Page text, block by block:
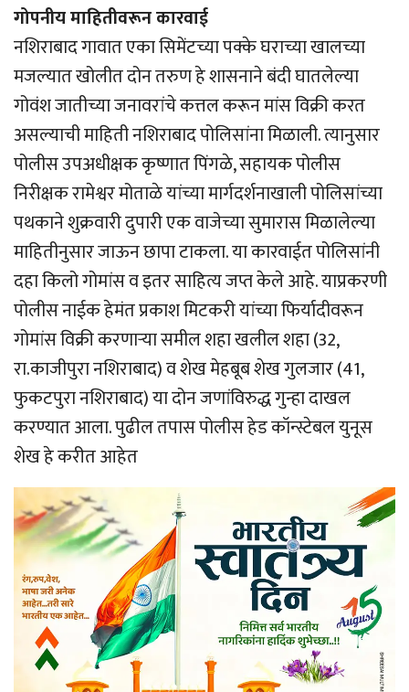
गोपनीय माहितीवरून कारवाई
नशिराबाद गावात एका सिमेंटच्या पक्के घराच्या खालच्या
मजल्यात खोलीत दोन तरुण हे शासनाने बंदी घातलेल्या
गोवंश जातीच्या जनावरांचे कत्तल करून मांस विक्री करत
असल्याची माहिती नशिराबाद पोलिसांना मिळाली. त्यानुसार
पोलीस उपअधीक्षक कृष्णात पिंगळे, सहायक पोलीस
निरीक्षक रामेश्वर मोताळे यांच्या मार्गदर्शनाखाली पोलिसांच्या
पथकाने शुक्रवारी दुपारी एक वाजेच्या सुमारास मिळालेल्या
माहितीनुसार जाऊन छापा टाकला. या कारवाईत पोलिसांनी
दहा किलो गोमांस व इतर साहित्य जप्त केले आहे. याप्रकरणी
पोलीस नाईक हेमंत प्रकाश मिटकरी यांच्या फिर्यादीवरून
गोमांस विक्री करणार्‍या समील शहा खलील शहा (32,
रा.काजीपुरा नशिराबाद) व शेख मेहबूब शेख गुलजार (41,
फुकटपुरा नशिराबाद) या दोन जणांविरुद्ध गुन्हा दाखल
करण्यात आला. पुढील तपास पोलीस हेड कॉन्स्टेबल युनूस
शेख हे करीत आहेत